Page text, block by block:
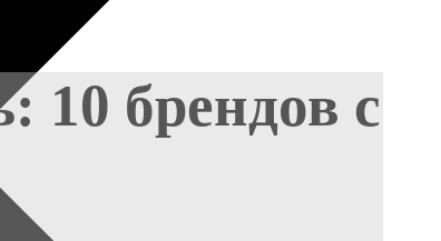
10 брендов с